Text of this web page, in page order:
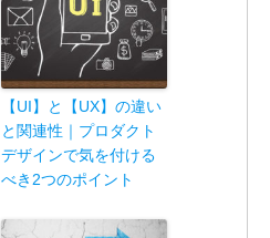
【UI】と【UX】の違い
と関連性｜プロダクト
デザインで気を付ける
べき2つのポイント